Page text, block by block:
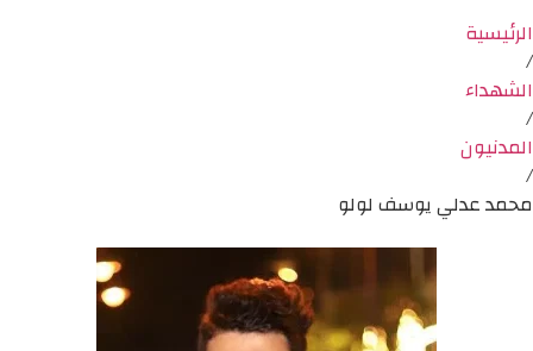
الرئيسية
/
الشهداء
/
المدنيون
/
محمد عدلي يوسف لولو